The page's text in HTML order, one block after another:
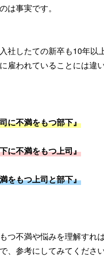
は事実です。
社したての新卒も10年以
雇われていることには違
に不満をもつ部下』
に不満をもつ上司』
をもつ上司と部下』
つ不満や悩みを理解すれ
、参考にしてみてください